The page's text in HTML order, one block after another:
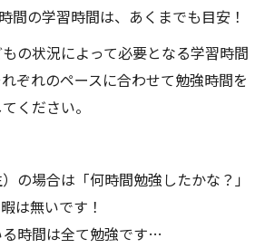
間の学習時間は、あくまでも目安！
の状況によって必要となる学習時間
ぞれのペースに合わせて勉強時間を
ください。
の場合は「何時間勉強したかな？」
は無いです！
時間は全て勉強です…